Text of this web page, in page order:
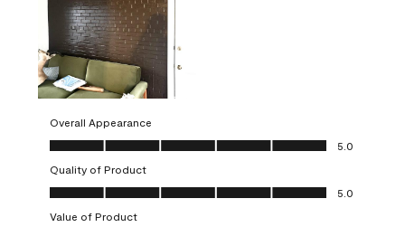
Overall Appearance
Overall Appearance, 5.0 out of 5
5.0
Quality of Product
Quality of Product, 5.0 out of 5
5.0
Value of Product